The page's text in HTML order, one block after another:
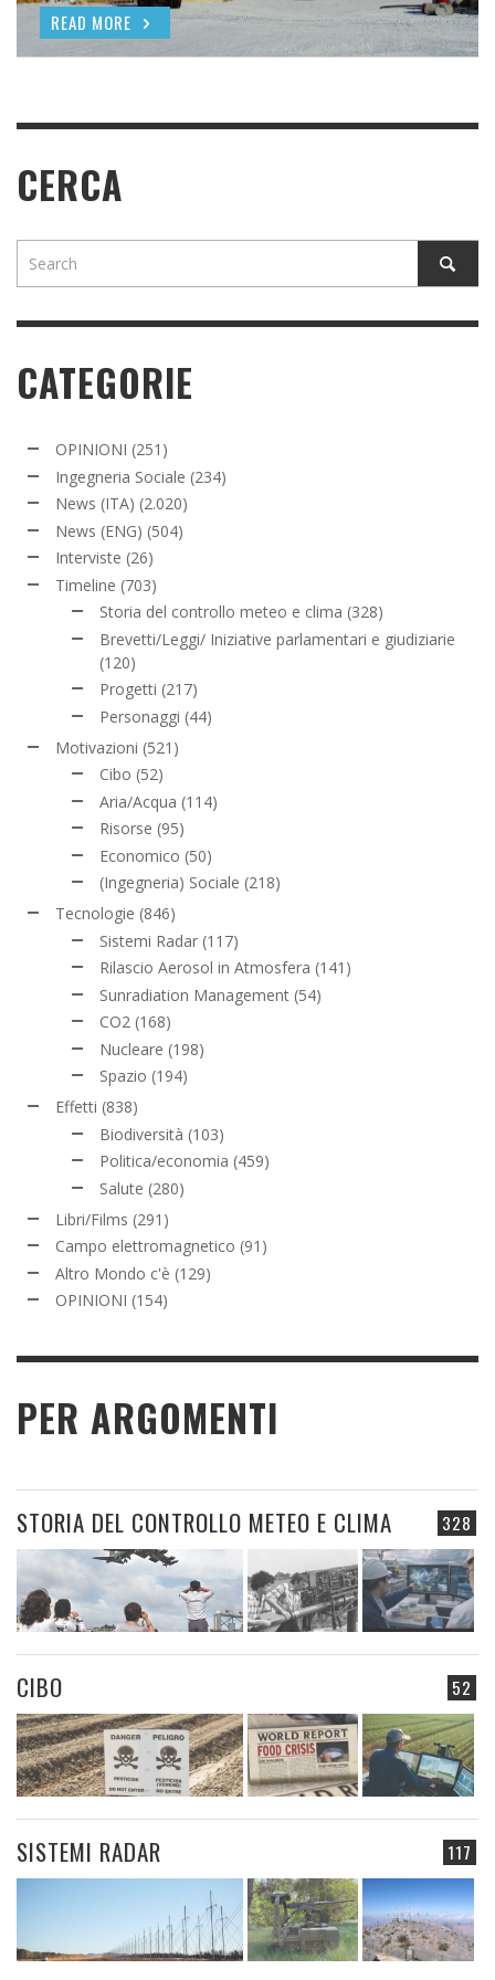
READ MORE
READ MORE
CERCA
CATEGORIE
OPINIONI (251)
Ingegneria Sociale (234)
News (ITA) (2.020)
News (ENG) (504)
Interviste (26)
Timeline (703)
Storia del controllo meteo e clima (328)
Brevetti/Leggi/ Iniziative parlamentari e giudiziarie
(120)
Progetti (217)
Personaggi (44)
Motivazioni (521)
Cibo (52)
Aria/Acqua (114)
Risorse (95)
Economico (50)
(Ingegneria) Sociale (218)
Tecnologie (846)
Sistemi Radar (117)
Rilascio Aerosol in Atmosfera (141)
Sunradiation Management (54)
CO2 (168)
Nucleare (198)
Spazio (194)
Effetti (838)
Biodiversità (103)
Politica/economia (459)
Salute (280)
Libri/Films (291)
Campo elettromagnetico (91)
Altro Mondo c'è (129)
OPINIONI (154)
PER ARGOMENTI
328
STORIA DEL CONTROLLO METEO E CLIMA
52
CIBO
117
SISTEMI RADAR